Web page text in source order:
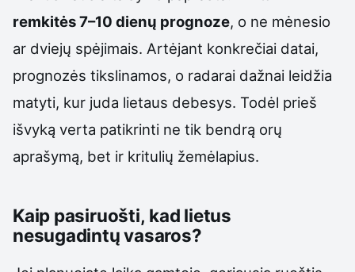
remkitės 7–10 dienų prognoze, o ne mėnesio
ar dviejų spėjimais. Artėjant konkrečiai datai,
prognozės tikslinamos, o radarai dažnai leidžia
matyti, kur juda lietaus debesys. Todėl prieš
išvyką verta patikrinti ne tik bendrą orų
aprašymą, bet ir kritulių žemėlapius.
Kaip pasiruošti, kad lietus
nesugadintų vasaros?